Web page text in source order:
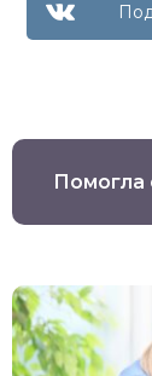
Помогла